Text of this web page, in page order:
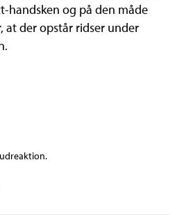
handsken og på den måde
at der opstår ridser under